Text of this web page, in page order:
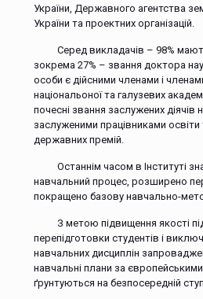
України, Державного агентства
України та проектних організацій.
Серед викладачів – 98% мають
зокрема 27% – звання доктора
особи є дійсними членами і
національоної та галузевих
почесні звання заслужених діячів
заслуженими працівниками
державних премій.
Останнім часом в Інституті
навчальний процес, розширено
покращено базову навчально-
З метою підвищення якості
перепідготовки студентів і
навчальних дисциплін
навчальні плани за
ґрунтуються на безпосередній